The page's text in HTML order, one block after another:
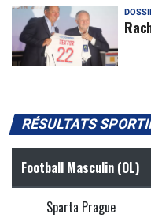
RÉSULTATS
Football Masculin (OL)
Sparta Prague